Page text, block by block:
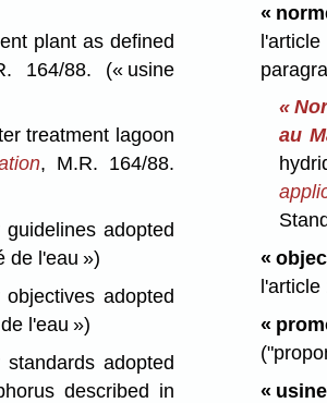
plant as defined
164/88. (« usine
treatment lagoon
, M.R. 164/88.
adopted
de l'eau »)
adopted
l'eau »)
adopted
described in
«
«
au
«
l'article
«
«